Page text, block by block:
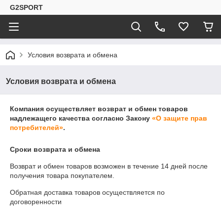
G2SPORT
Условия возврата и обмена
Условия возврата и обмена
Компания осуществляет возврат и обмен товаров
надлежащего качества согласно Закону «О защите прав
потребителей».
Сроки возврата и обмена
Возврат и обмен товаров возможен в течение 14 дней после
получения товара покупателем.
Обратная доставка товаров осуществляется по
договоренности